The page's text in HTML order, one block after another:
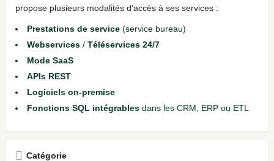
propose plusieurs modalités d’accès à ses services :
Prestations de service (service bureau)
Webservices / Téléservices 24/7
Mode SaaS
APIs REST
Logiciels on-premise
Fonctions SQL intégrables dans les CRM, ERP ou ETL
Catégorie